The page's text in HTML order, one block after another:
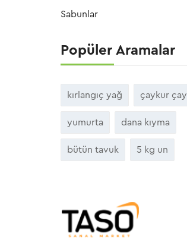
Sabunlar
Popüler Aramalar
kırlangıç yağ çaykur çay
yumurta dana kıyma
bütün tavuk 5 kg un